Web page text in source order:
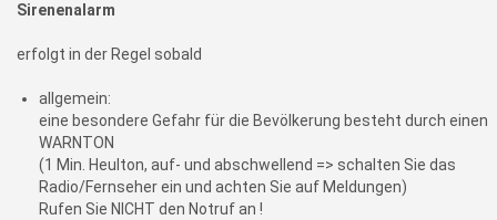
Sirenenalarm
erfolgt in der Regel sobald
allgemein:
eine besondere Gefahr für die Bevölkerung besteht durch einen
WARNTON
(1 Min. Heulton, auf- und abschwellend => schalten Sie das
Radio/Fernseher ein und achten Sie auf Meldungen)
Rufen Sie NICHT den Notruf an !